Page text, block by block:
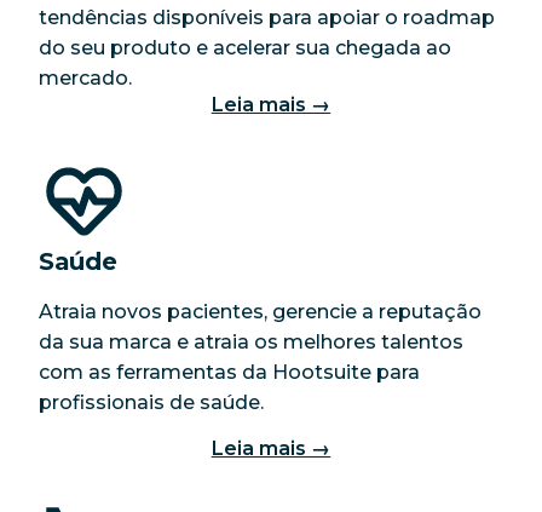
tendências disponíveis para apoiar o roadmap
do seu produto e acelerar sua chegada ao
mercado.
Leia mais →
Saúde
Atraia novos pacientes, gerencie a reputação
da sua marca e atraia os melhores talentos
com as ferramentas da Hootsuite para
profissionais de saúde.
Leia mais →